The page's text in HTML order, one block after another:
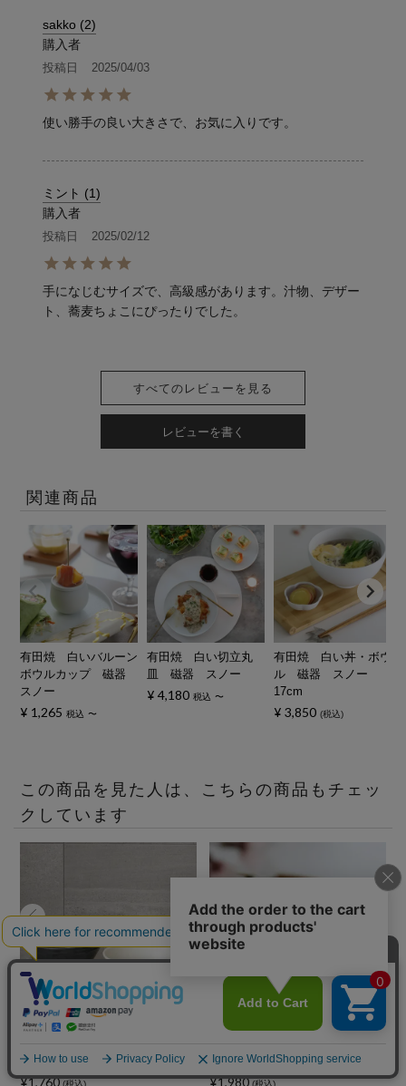
sakko 2
購入者
投稿日 2025/04/03
使い勝手の良い大きさで、お気に入りです。
ミント
1
購入者
投稿日 2025/02/12
手になじむサイズで、高級感があります。汁物、デザー
ト、蕎麦ちょこにぴったりでした。
すべてのレビューを見る
レビューを書く
関連商品
有田焼 白いバルーン
ボウルカップ 磁器
スノー
¥ 1,265 税込 〜
有田焼 白い切立丸
皿 磁器 スノー
¥ 4,180 税込 〜
有田焼 白い丼・ボウ
ル 磁器 スノー
17cm
¥ 3,850 税込
この商品を見た人は、こちらの商品もチェッ
クしています
18.5cm RINKA
¥1,760 (税込)
器 スノー 11.5cm
¥1,980 (税込)